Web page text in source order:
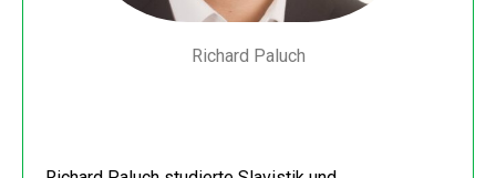
Richard Paluch